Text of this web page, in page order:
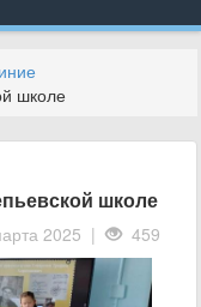
школе
школе
2025 | 459